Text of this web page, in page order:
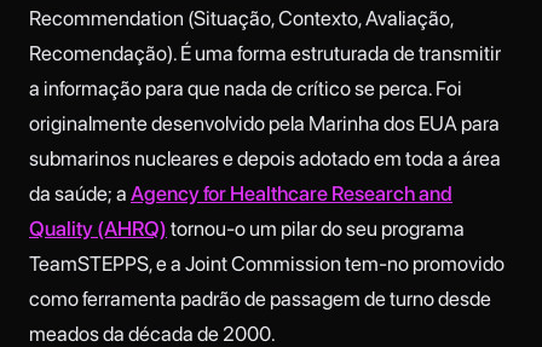
Recommendation (Situação, Contexto, Avaliação,
Recomendação). É uma forma estruturada de transmitir
a informação para que nada de crítico se perca. Foi
originalmente desenvolvido pela Marinha dos EUA para
submarinos nucleares e depois adotado em toda a área
da saúde; a Agency for Healthcare Research and
Quality (AHRQ) tornou-o um pilar do seu programa
TeamSTEPPS, e a Joint Commission tem-no promovido
como ferramenta padrão de passagem de turno desde
meados da década de 2000.